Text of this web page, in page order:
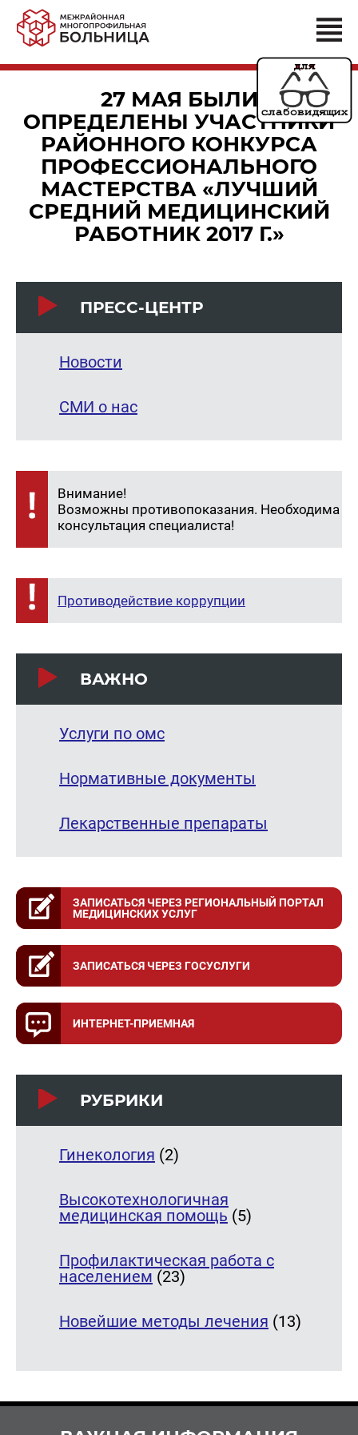
27 МАЯ БЫЛИ
ОПРЕДЕЛЕНЫ УЧАСТНИКИ
РАЙОННОГО КОНКУРСА
ПРОФЕССИОНАЛЬНОГО
МАСТЕРСТВА «ЛУЧШИЙ
СРЕДНИЙ МЕДИЦИНСКИЙ
РАБОТНИК 2017 Г.»
ПРЕСС-ЦЕНТР
Новости
СМИ о нас
Внимание!
Возможны противопоказания. Необходима
консультация специалиста!
Противодействие коррупции
ВАЖНО
Услуги по омс
Нормативные документы
Лекарственные препараты
ЗАПИСАТЬСЯ ЧЕРЕЗ РЕГИОНАЛЬНЫЙ ПОРТАЛ
МЕДИЦИНСКИХ УСЛУГ
ЗАПИСАТЬСЯ ЧЕРЕЗ ГОСУСЛУГИ
ИНТЕРНЕТ-ПРИЕМНАЯ
РУБРИКИ
Гинекология (2)
Высокотехнологичная
медицинская помощь (5)
Профилактическая работа с
населением (23)
Новейшие методы лечения (13)